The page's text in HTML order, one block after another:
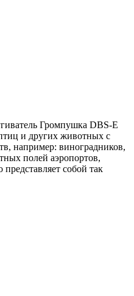
Громпушка DBS-E
и других животных с
например: виноградников,
полей аэропортов,
собой так